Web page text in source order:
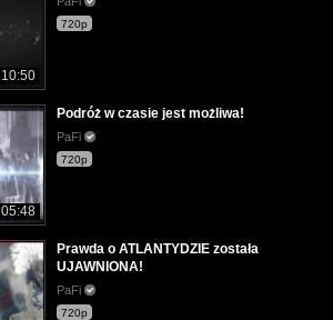
10:50
720p
05:48
Podróż w czasie jest możliwa!
PaFi
720p
Prawda o ATLANTYDZIE została
UJAWNIONA!
PaFi
720p